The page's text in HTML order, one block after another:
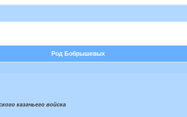
Род Бобрышевых
казачьего войска